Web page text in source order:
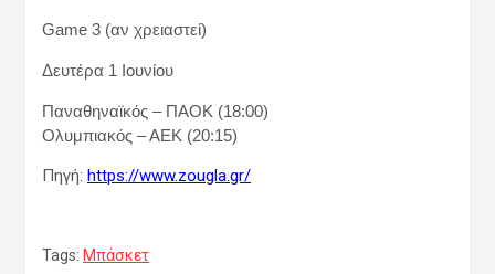
Game 3 (αν χρειαστεί)
Δευτέρα 1 Ιουνίου
Παναθηναϊκός – ΠΑΟΚ (18:00)
Ολυμπιακός – ΑΕΚ (20:15)
Πηγή: https://www.zougla.gr/
Tags: Μπάσκετ